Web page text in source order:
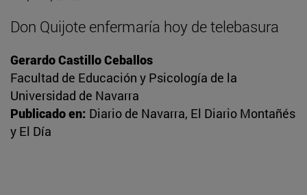
Don Quijote enfermaría hoy de telebasura
Gerardo Castillo Ceballos
Facultad de Educación y Psicología de la
Universidad de Navarra
Publicado en: Diario de Navarra, El Diario Montañés
y El Día